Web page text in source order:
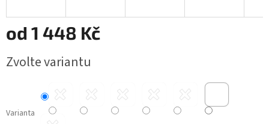
od 1 448 Kč
cena:
Zvolte variantu
Varianta